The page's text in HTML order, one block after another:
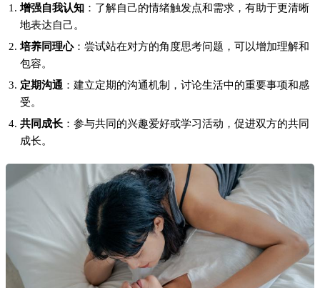
增强自我认知 ：了解自己的情绪触发点和需求，有助于更清晰
地表达自己。
培养同理心：尝试站在对方的角度思考问题，可以增加理解和
包容。
定期沟通 ：建立定期的沟通机制，讨论生活中的重要事项和感
受。
共同成长 ：参与共同的兴趣爱好或学习活动，促进双方的共同
成长。